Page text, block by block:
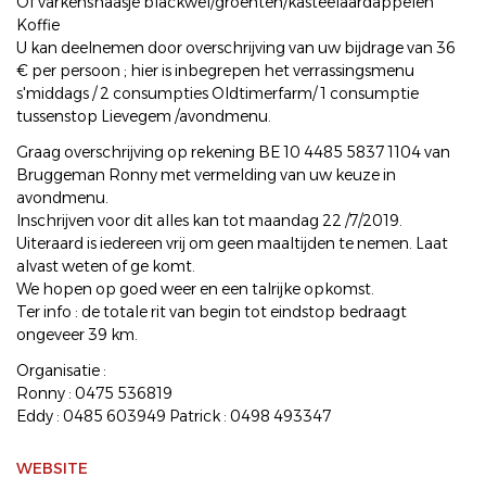
Koffie
U kan deelnemen door overschrijving van uw bijdrage van 36
€ per persoon ; hier is inbegrepen het verrassingsmenu
s'middags / 2 consumpties Oldtimerfarm/ 1 consumptie
tussenstop Lievegem /avondmenu.
Graag overschrijving op rekening BE 10 4485 5837 1104 van
Bruggeman Ronny met vermelding van uw keuze in
avondmenu.
Inschrijven voor dit alles kan tot maandag 22 /7/2019.
Uiteraard is iedereen vrij om geen maaltijden te nemen. Laat
alvast weten of ge komt.
We hopen op goed weer en een talrijke opkomst.
Ter info : de totale rit van begin tot eindstop bedraagt
ongeveer 39 km.
Organisatie :
Ronny : 0475 536819
Eddy : 0485 603949 Patrick : 0498 493347
WEBSITE